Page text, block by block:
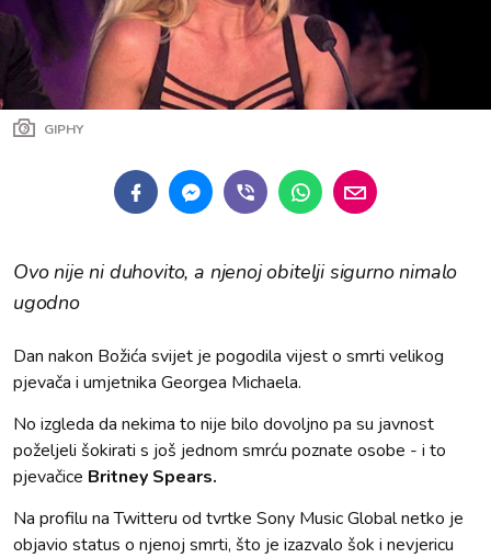
GIPHY
Ovo nije ni duhovito, a njenoj obitelji sigurno nimalo
ugodno
Dan nakon Božića svijet je pogodila vijest o smrti velikog
pjevača i umjetnika Georgea Michaela.
No izgleda da nekima to nije bilo dovoljno pa su javnost
poželjeli šokirati s još jednom smrću poznate osobe - i to
pjevačice Britney Spears.
Na profilu na Twitteru od tvrtke Sony Music Global netko je
objavio status o njenoj smrti, što je izazvalo šok i nevjericu